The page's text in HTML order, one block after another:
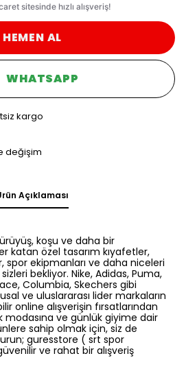
HEMEN AL
WHATSAPP
kargo
değişim
Açıklaması
koşu ve daha bir
katan özel tasarım kıyafetler,
spor ekipmanları ve daha niceleri
bekliyor. Nike, Adidas, Puma,
Columbia, Skechers gibi
ve uluslararası lider markaların
online alışverişin fırsatlarından
modasına ve günlük giyime dair
sahip olmak için, siz de
guresstore ( srt spor
ve rahat bir alışveriş